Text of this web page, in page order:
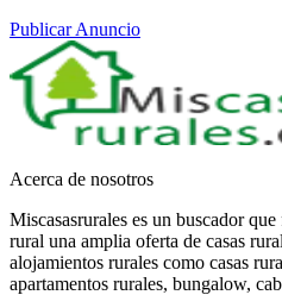
Publicar Anuncio
Acerca de nosotros
Miscasasrurales es un buscador
rural una amplia oferta de casas
alojamientos rurales como casas
apartamentos rurales, bungalow,